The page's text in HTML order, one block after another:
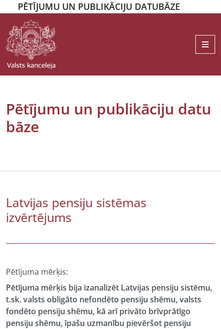
PĒTĪJUMU UN PUBLIKĀCIJU DATUBĀZE
Pētījumu un publikāciju datu
bāze
Latvijas pensiju sistēmas
izvērtējums
Pētījuma mērķis:
Pētījuma mērķis bija izanalizēt Latvijas pensiju sistēmu,
t.sk. valsts obligāto nefondēto pensiju shēmu, valsts
fondēto pensiju shēmu, kā arī privāto brīvprātīgo
pensiju shēmu, īpašu uzmanību pievēršot pensiju